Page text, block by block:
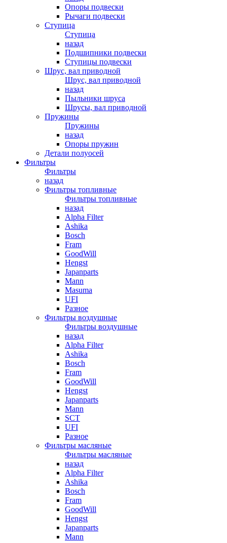
Опоры подвески
Рычаги подвески
Ступица
Ступица
назад
Подшипники подвески
Ступицы подвески
Шрус, вал приводной
Шрус, вал приводной
назад
Пыльники шруса
Шрусы, вал приводной
Пружины
Пружины
назад
Опоры пружин
Детали полуосей
Фильтры
Фильтры
назад
Фильтры топливные
Фильтры топливные
назад
Alpha Filter
Ashika
Bosch
Fram
GoodWill
Hengst
Japanparts
Mann
Masuma
UFI
Разное
Фильтры воздушные
Фильтры воздушные
назад
Alpha Filter
Ashika
Bosch
Fram
GoodWill
Hengst
Japanparts
Mann
SCT
UFI
Разное
Фильтры масляные
Фильтры масляные
назад
Alpha Filter
Ashika
Bosch
Fram
GoodWill
Hengst
Japanparts
Mann